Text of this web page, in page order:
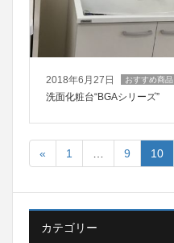
2018年6月27日 おすすめ商品
洗面化粧台“BGAシリーズ”
« 1 9 10
カテゴリー